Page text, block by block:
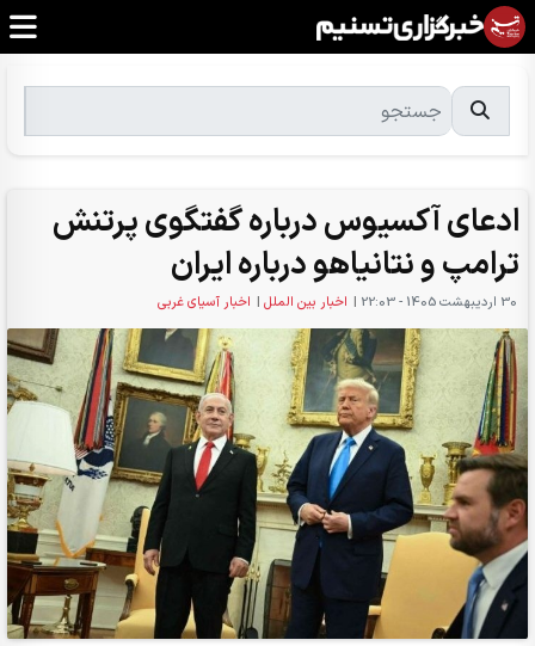
ادعای آکسیوس درباره گفتگوی پرتنش
ترامپ و نتانیاهو درباره ایران
30 ارديبهشت 1405 - 22:03 | اخبار بین الملل | اخبار آسیای غربی